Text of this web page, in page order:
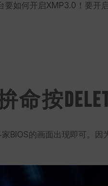
如何开启XMP3.0！要开
按
BIOS的画面出现即可。